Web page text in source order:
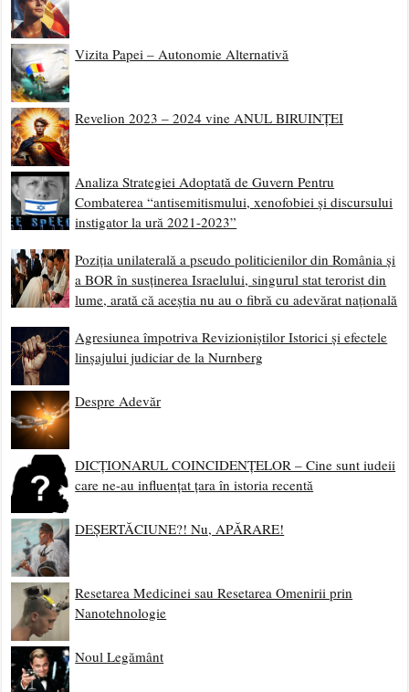
Vizita Papei – Autonomie Alternativă
Revelion 2023 – 2024 vine ANUL BIRUINȚEI
Analiza Strategiei Adoptată de Guvern Pentru
Combaterea “antisemitismului, xenofobiei și discursului
instigator la ură 2021-2023”
Poziția unilaterală a pseudo politicienilor din România și
a BOR în susținerea Israelului, singurul stat terorist din
lume, arată că aceștia nu au o fibră cu adevărat națională
Agresiunea împotriva Revizioniștilor Istorici și efectele
linșajului judiciar de la Nurnberg
Despre Adevăr
DICȚIONARUL COINCIDENȚELOR – Cine sunt iudeii
care ne-au influențat țara în istoria recentă
DEȘERTĂCIUNE?! Nu, APĂRARE!
Resetarea Medicinei sau Resetarea Omenirii prin
Nanotehnologie
Noul Legământ